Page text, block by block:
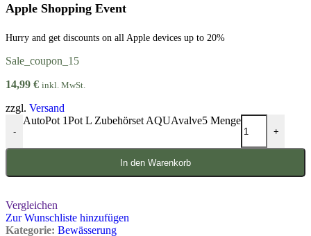
Apple Shopping Event
Hurry and get discounts on all Apple devices up to 20%
Sale_coupon_15
14,99 € inkl. MwSt.
zzgl. Versand
-
AutoPot 1Pot L Zubehörset AQUAvalve5 Menge
+
In den Warenkorb
Vergleichen
Zur Wunschliste hinzufügen
Kategorie: Bewässerung